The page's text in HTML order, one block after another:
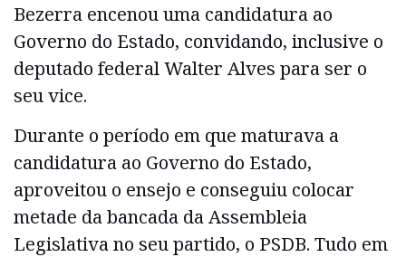
Bezerra encenou uma candidatura ao
Governo do Estado, convidando, inclusive o
deputado federal Walter Alves para ser o
seu vice.
Durante o período em que maturava a
candidatura ao Governo do Estado,
aproveitou o ensejo e conseguiu colocar
metade da bancada da Assembleia
Legislativa no seu partido, o PSDB. Tudo em